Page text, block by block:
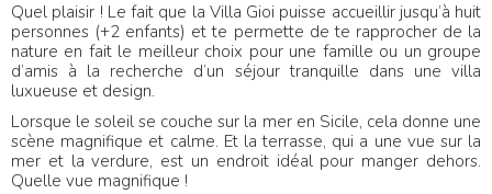
Quel plaisir ! Le fait que la Villa Gioi puisse accueillir jusqu’à huit
personnes (+2 enfants) et te permette de te rapprocher de la
nature en fait le meilleur choix pour une famille ou un groupe
d’amis à la recherche d’un séjour tranquille dans une villa
luxueuse et design.
Lorsque le soleil se couche sur la mer en Sicile, cela donne une
scène magnifique et calme. Et la terrasse, qui a une vue sur la
mer et la verdure, est un endroit idéal pour manger dehors.
Quelle vue magnifique !